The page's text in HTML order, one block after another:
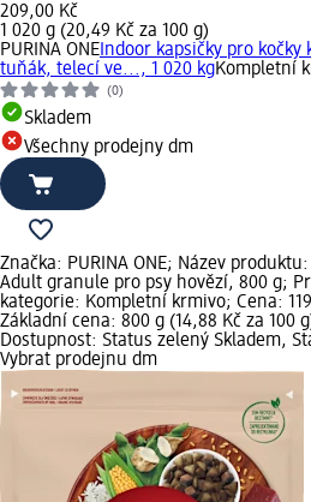
209,00 Kč
1 020 g (20,49 Kč za 100 g)
PURINA ONE Indoor kapsičky pro kočky
tuňák, telecí ve..., 1 020 kgKompletní
(0)
Skladem
Všechny prodejny dm
Značka: PURINA ONE; Název
Adult granule pro psy hovězí, 800 g;
kategorie: Kompletní krmivo; Cena:
Základní cena: 800 g (14,88 Kč za 100
Dostupnost: Status zelený Skladem,
Vybrat prodejnu dm